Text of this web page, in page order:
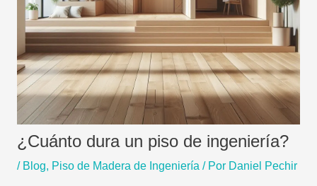
¿Cuánto dura un piso de ingeniería?
/ Blog, Piso de Madera de Ingeniería / Por Daniel Pechir